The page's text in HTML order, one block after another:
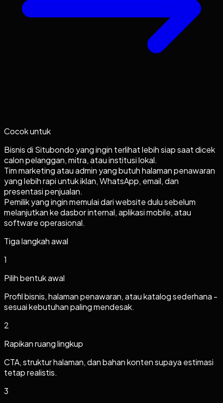
Cocok untuk
Bisnis di Situbondo yang ingin terlihat lebih siap saat dicek
calon pelanggan, mitra, atau institusi lokal.
Tim marketing atau admin yang butuh halaman penawaran
yang lebih rapi untuk iklan, WhatsApp, email, dan
presentasi penjualan.
Pemilik yang ingin memulai dari website dulu sebelum
melanjutkan ke dasbor internal, aplikasi mobile, atau
software operasional.
Tiga langkah awal
1
Pilih bentuk awal
Profil bisnis, halaman penawaran, atau katalog sederhana -
sesuai kebutuhan paling mendesak.
2
Rapikan ruang lingkup
CTA, struktur halaman, dan bahan konten supaya estimasi
tetap realistis.
3